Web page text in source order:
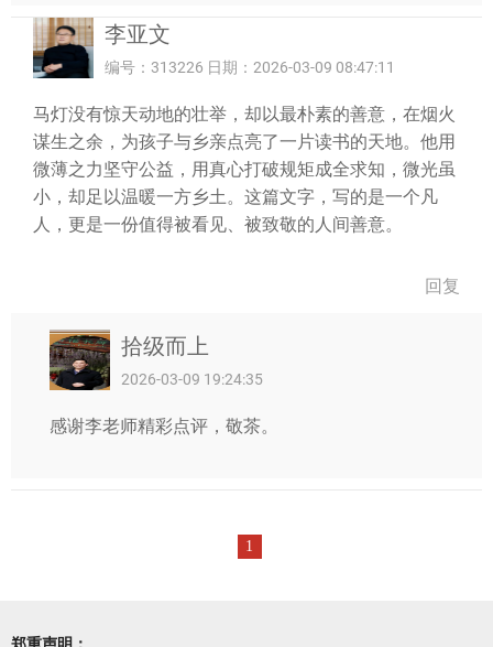
李亚文
编号：313226 日期：2026-03-09 08:47:11
马灯没有惊天动地的壮举，却以最朴素的善意，在烟火
谋生之余，为孩子与乡亲点亮了一片读书的天地。他用
微薄之力坚守公益，用真心打破规矩成全求知，微光虽
小，却足以温暖一方乡土。这篇文字，写的是一个凡
人，更是一份值得被看见、被致敬的人间善意。
回复
拾级而上
2026-03-09 19:24:35
感谢李老师精彩点评，敬茶。
1